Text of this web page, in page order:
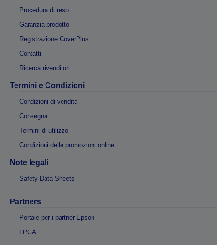
Procedura di reso
Garanzia prodotto
Registrazione CoverPlus
Contatti
Ricerca rivenditori
Termini e Condizioni
Condizioni di vendita
Consegna
Termini di utilizzo
Condizioni delle promozioni online
Note legali
Safety Data Sheets
Partners
Portale per i partner Epson
LPGA